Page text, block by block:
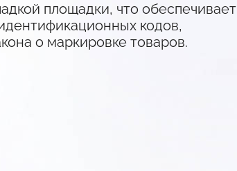
площадки, что обеспечивает
кодов,
о маркировке товаров.